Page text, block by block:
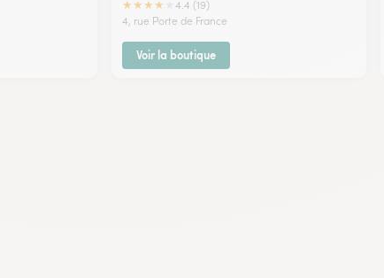
★★★★
4.4 (19)
4, rue Porte de France
Voir la boutique